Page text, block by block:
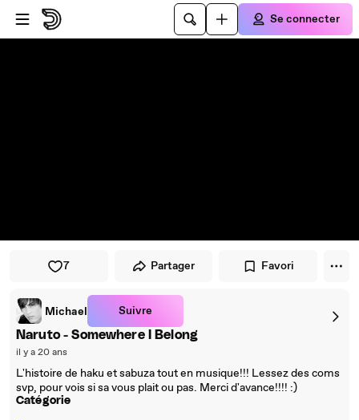
Passer au player
Passer au contenu principal
Se connecter
7 Partager Favori
Michael Suivre
Naruto - Somewhere I Belong
il y a 20 ans
L'histoire de haku et sabuza tout en musique!!! Lessez des coms
svp, pour vois si sa vous plait ou pas. Merci d'avance!!!! :)
Catégorie